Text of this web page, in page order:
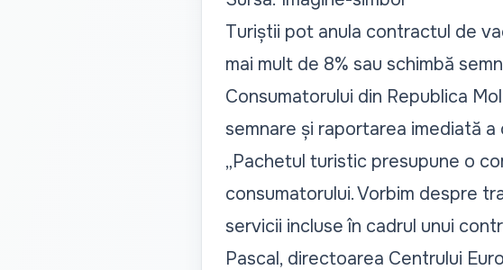
Turiștii pot anula contractul de
mai mult de 8% sau schimbă
Consumatorului din Republica
semnare și raportarea imediată
„Pachetul turistic presupune o
consumatorului. Vorbim despre
servicii incluse în cadrul unui
Pascal, directoarea Centrului